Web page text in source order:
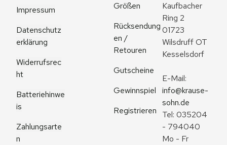
Impressum
Datenschutz
erklärung
Widerrufsrec
ht
Batteriehinwe
is
Zahlungsarte
n
Größen
Rücksendung
en /
Retouren
Gutscheine
Gewinnspiel
Registrieren
Kaufbacher
Ring 2
01723
Wilsdruff OT
Kesselsdorf
info@krause-
sohn.de
Tel: 035204
- 794040
Mo - Fr